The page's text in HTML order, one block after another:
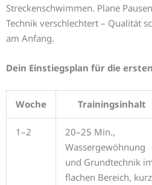
Streckenschwimmen. Plane
Technik verschlechtert – Qualität
am Anfang.
Dein Einstiegsplan für die
Woche Trainingsinhalt
1–2
20–25 Min.,
Wassergewöhnung
und Grundtechnik
flachen Bereich,